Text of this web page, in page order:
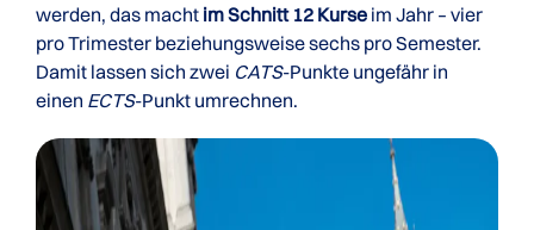
werden, das macht im Schnitt 12 Kurse im Jahr – vier
pro Trimester beziehungsweise sechs pro Semester.
Damit lassen sich zwei CATS-Punkte ungefähr in
einen ECTS-Punkt umrechnen.